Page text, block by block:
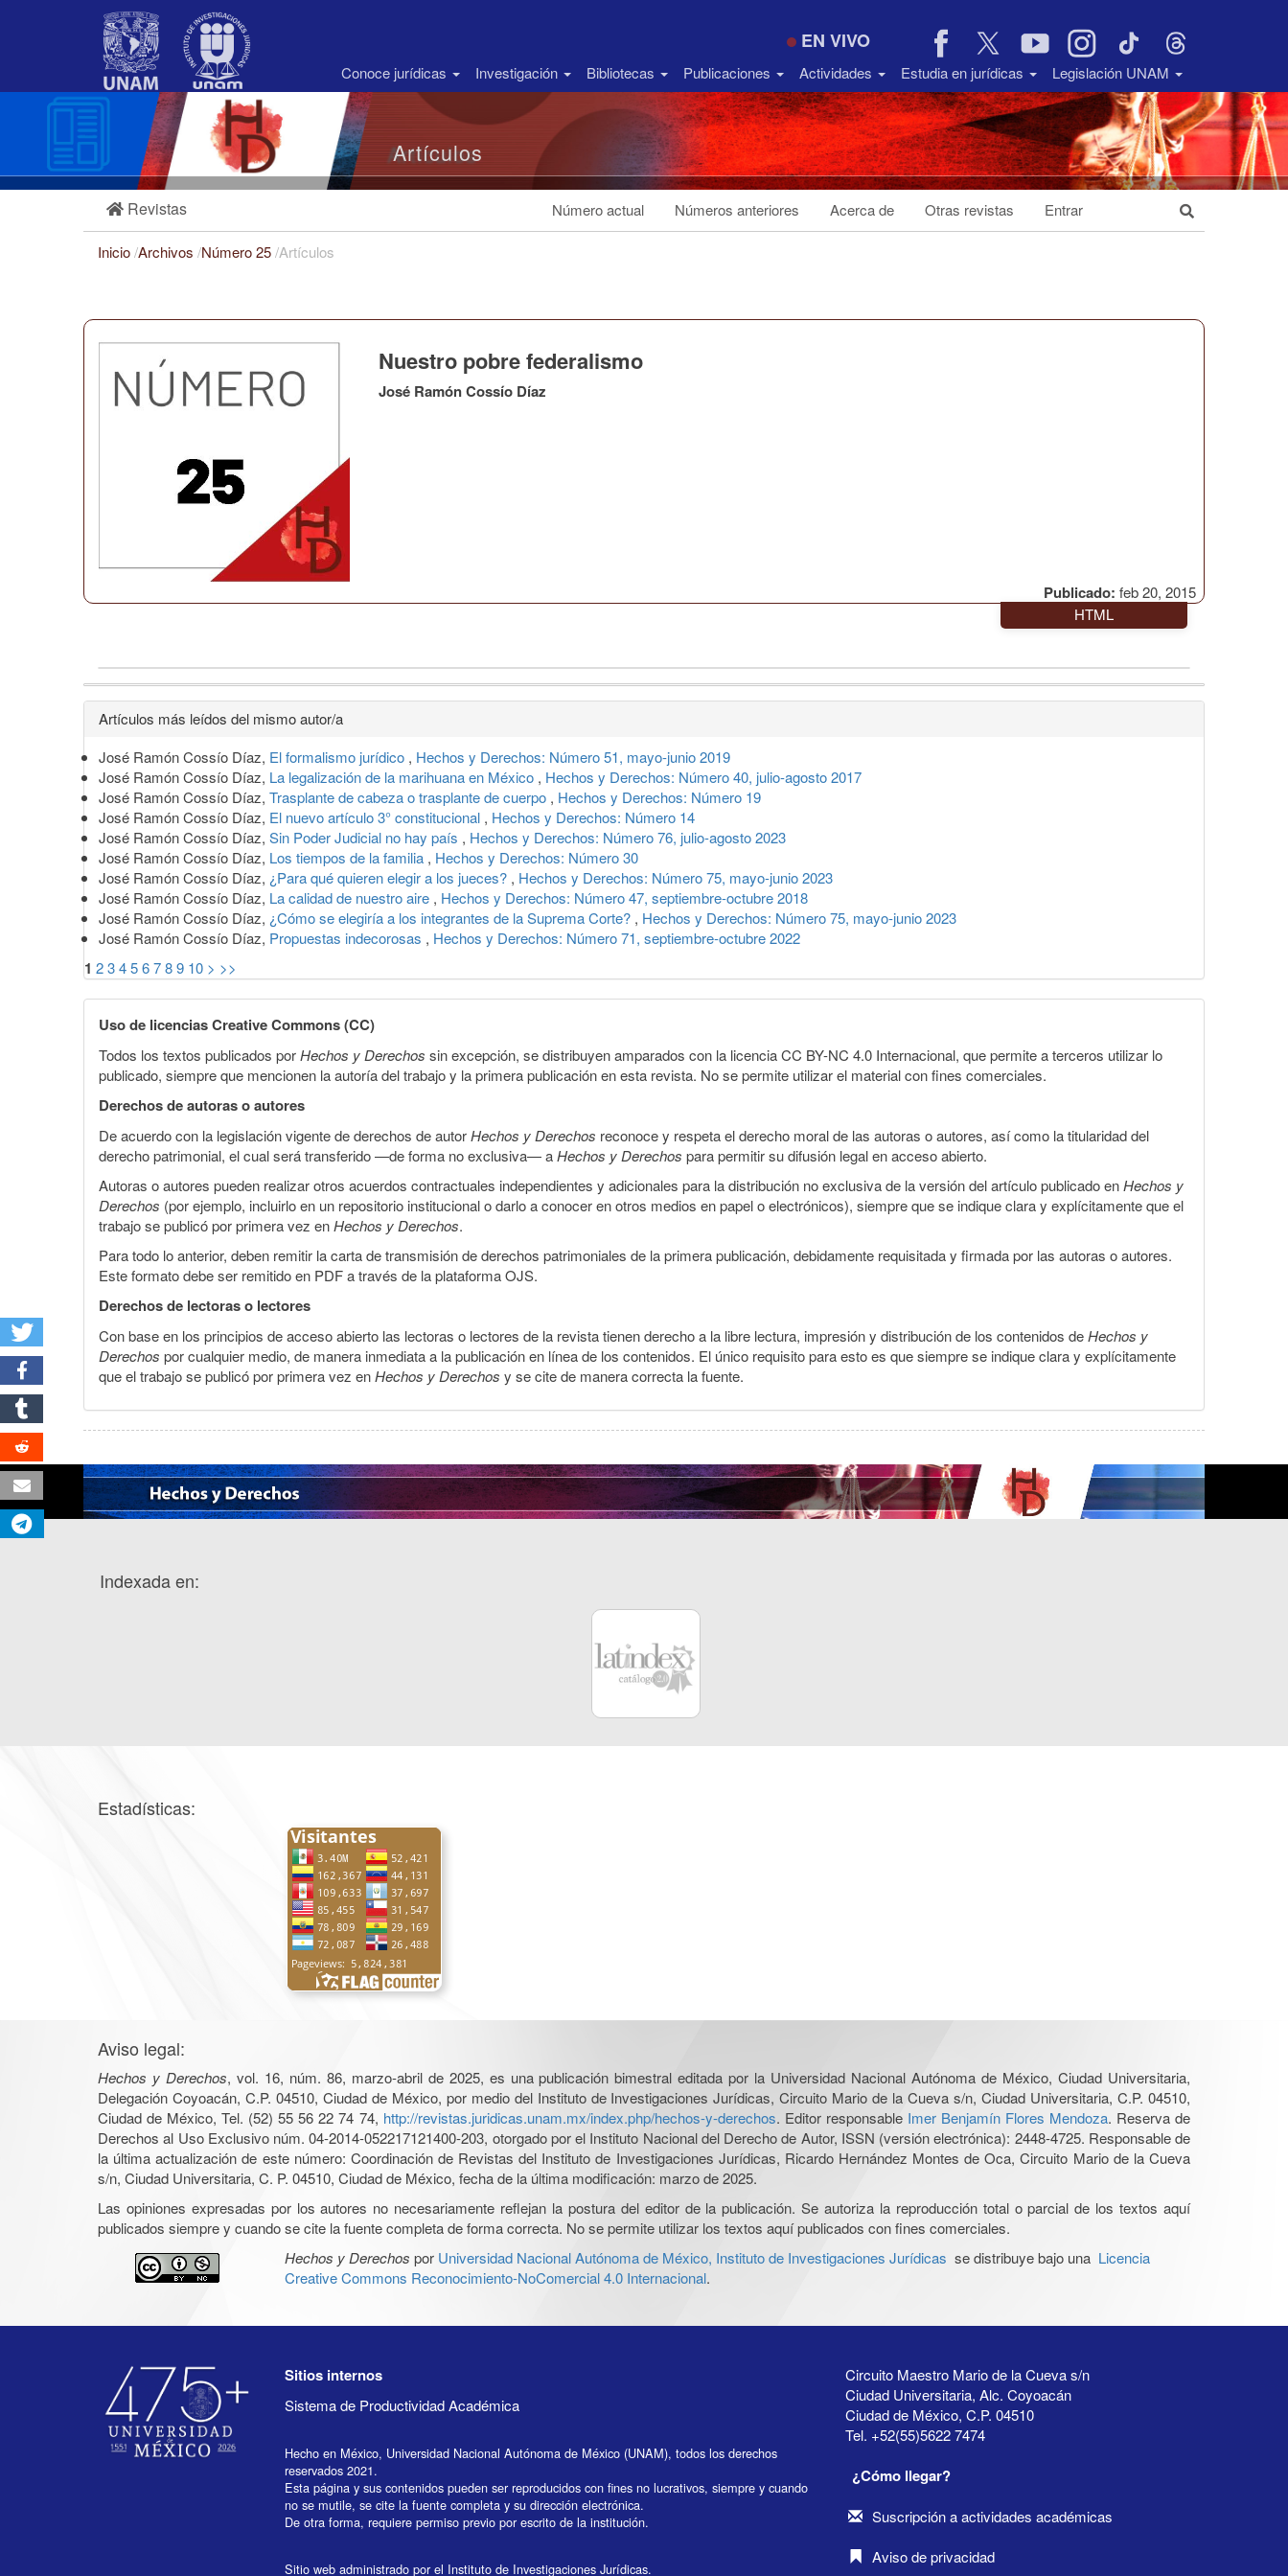
Barra
EN VIVO
Conoce jurídicas Investigación Bibliotecas Publicaciones Actividades Estudia en jurídicas Legislación UNAM
Artículos
Revistas Número actual Números anteriores Acerca de Otras revistas Entrar
Inicio/Archivos /Número 25/Artículos
Publicado: feb 20, 2015
Nuestro pobre federalismo
José Ramón Cossío Díaz
HTML
Detalles
del
artículo
Artículos más leídos del mismo autor/a
José Ramón Cossío Díaz, El formalismo jurídico , Hechos y Derechos: Número 51, mayo-junio 2019
José Ramón Cossío Díaz, La legalización de la marihuana en México , Hechos y Derechos: Número 40, julio-agosto 2017
José Ramón Cossío Díaz, Trasplante de cabeza o trasplante de cuerpo , Hechos y Derechos: Número 19
José Ramón Cossío Díaz, El nuevo artículo 3° constitucional , Hechos y Derechos: Número 14
José Ramón Cossío Díaz, Sin Poder Judicial no hay país , Hechos y Derechos: Número 76, julio-agosto 2023
José Ramón Cossío Díaz, Los tiempos de la familia , Hechos y Derechos: Número 30
José Ramón Cossío Díaz, ¿Para qué quieren elegir a los jueces? , Hechos y Derechos: Número 75, mayo-junio 2023
José Ramón Cossío Díaz, La calidad de nuestro aire , Hechos y Derechos: Número 47, septiembre-octubre 2018
José Ramón Cossío Díaz, ¿Cómo se elegiría a los integrantes de la Suprema Corte? , Hechos y Derechos: Número 75, mayo-junio 2023
José Ramón Cossío Díaz, Propuestas indecorosas , Hechos y Derechos: Número 71, septiembre-octubre 2022
1 23456789 10 > >>
Uso de licencias Creative Commons (CC)
Todos los textos publicados porHechos y Derechos sin excepción, se distribuyen amparados con la licencia CC BY-NC 4.0 Internacional, que permite a terceros utilizar lo
publicado, siempre que mencionen la autoría del trabajo y la primera publicación en esta revista. No se permite utilizar el material con fines comerciales.
Derechos de autoras o autores
De acuerdo con la legislación vigente de derechos de autorHechos y Derechos reconoce y respeta el derecho moral de las autoras o autores, así como la titularidad del
derecho patrimonial, el cual será transferido —de forma no exclusiva— aHechos y Derechos para permitir su difusión legal en acceso abierto.
Autoras o autores pueden realizar otros acuerdos contractuales independientes y adicionales para la distribución no exclusiva de la versión del artículo publicado enHechos y
Derechos (por ejemplo, incluirlo en un repositorio institucional o darlo a conocer en otros medios en papel o electrónicos), siempre que se indique clara y explícitamente que el
trabajo se publicó por primera vez enHechos y Derechos.
Para todo lo anterior, deben remitir la carta de transmisión de derechos patrimoniales de la primera publicación, debidamente requisitada y firmada por las autoras o autores.
Este formato debe ser remitido en PDF a través de la plataforma OJS.
Derechos de lectoras o lectores
Con base en los principios de acceso abierto las lectoras o lectores de la revista tienen derecho a la libre lectura, impresión y distribución de los contenidos deHechos y
Derechos por cualquier medio, de manera inmediata a la publicación en línea de los contenidos. El único requisito para esto es que siempre se indique clara y explícitamente
que el trabajo se publicó por primera vez enHechos y Derechos y se cite de manera correcta la fuente.
Indexada en:
Estadísticas:
Aviso legal:
Hechos y Derechos, vol. 16, núm. 86, marzo-abril de 2025, es una publicación bimestral editada por la Universidad Nacional Autónoma de México, Ciudad Universitaria,
Delegación Coyoacán, C.P. 04510, Ciudad de México, por medio del Instituto de Investigaciones Jurídicas, Circuito Mario de la Cueva s/n, Ciudad Universitaria, C.P. 04510,
Ciudad de México, Tel. (52) 55 56 22 74 74, http://revistas.juridicas.unam.mx/index.php/hechos-y-derechos. Editor responsable Imer Benjamín Flores Mendoza. Reserva de
Derechos al Uso Exclusivo núm. 04-2014-052217121400-203, otorgado por el Instituto Nacional del Derecho de Autor, ISSN (versión electrónica): 2448-4725. Responsable de
la última actualización de este número: Coordinación de Revistas del Instituto de Investigaciones Jurídicas, Ricardo Hernández Montes de Oca, Circuito Mario de la Cueva
s/n, Ciudad Universitaria, C. P. 04510, Ciudad de México, fecha de la última modificación: marzo de 2025.
Las opiniones expresadas por los autores no necesariamente reflejan la postura del editor de la publicación. Se autoriza la reproducción total o parcial de los textos aquí
publicados siempre y cuando se cite la fuente completa de forma correcta. No se permite utilizar los textos aquí publicados con fines comerciales.
Hechos y Derechos por Universidad Nacional Autónoma de México, Instituto de Investigaciones Jurídicas se distribuye bajo una Licencia
Creative Commons Reconocimiento-NoComercial 4.0 Internacional.
Sitios internos
Sistema de Productividad Académica
Hecho en México, Universidad Nacional Autónoma de México (UNAM), todos los derechos
reservados 2021.
Esta página y sus contenidos pueden ser reproducidos con fines no lucrativos, siempre y cuando
no se mutile, se cite la fuente completa y su dirección electrónica.
De otra forma, requiere permiso previo por escrito de la institución.
Sitio web administrado por el Instituto de Investigaciones Jurídicas.
Circuito Maestro Mario de la Cueva s/n
Ciudad Universitaria, Alc. Coyoacán
Ciudad de México, C.P. 04510
Tel. +52(55)5622 7474
¿Cómo llegar?
Suscripción a actividades académicas
Aviso de privacidad